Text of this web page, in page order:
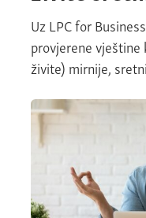
Uz LPC for
provjerene vještine
živite) mirnije,